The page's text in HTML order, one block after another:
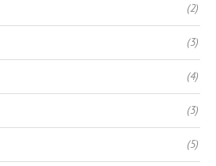
(2)
(3)
(4)
(3)
(5)